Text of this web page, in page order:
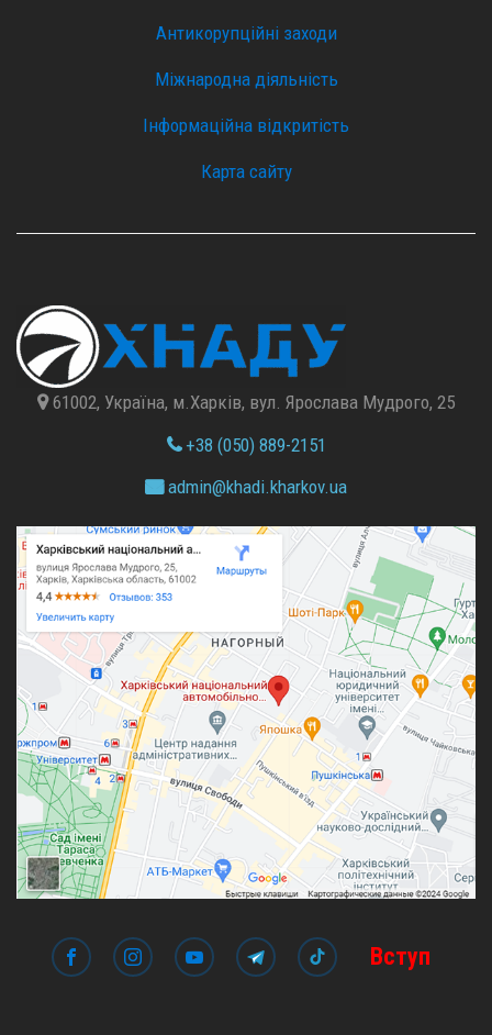
Антикорупційні заходи
Міжнародна діяльність
Інформаційна відкритість
Карта сайту
61002, Україна, м.Харків, вул. Ярослава Мудрого, 25
+38 (050) 889-2151
admin@khadi.kharkov.ua
Вступ